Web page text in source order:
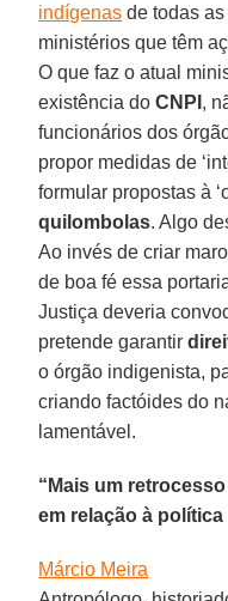
indígenas de todas
ministérios que têm
O que faz o atual
existência doCNPI ,
funcionários dos
propor medidas de
formular propostas à
quilombolas. Algo
Ao invés de criar
de boa fé essa
Justiça deveria
pretende garantir
o órgão indigenista,
criando factóides do
lamentável.
“Mais um
em relação à
Márcio Meira